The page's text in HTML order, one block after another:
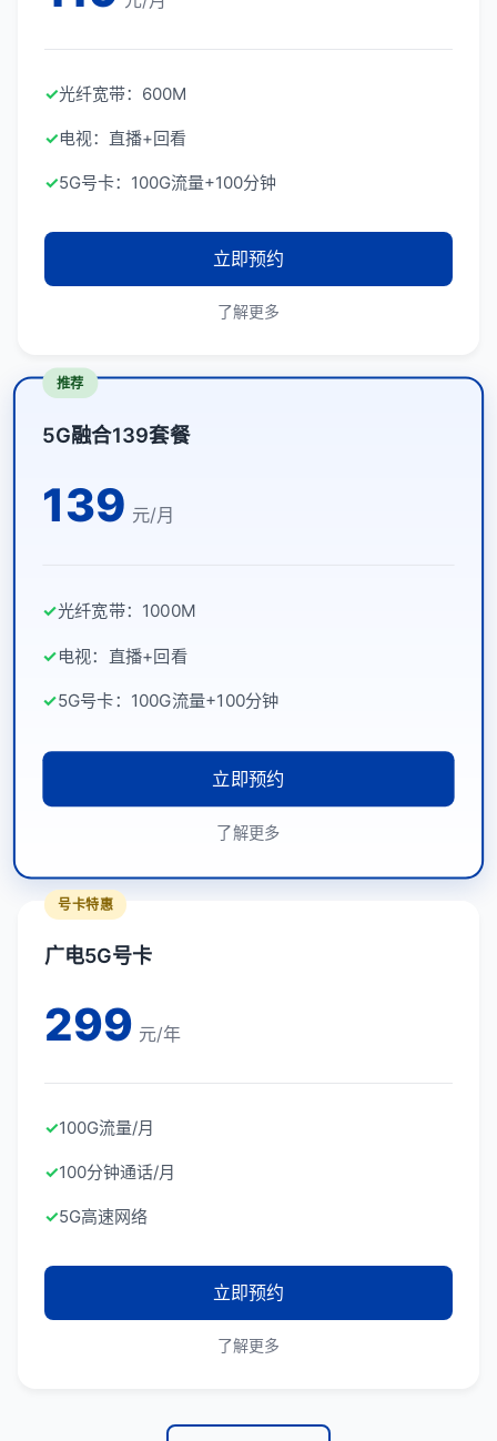
✓光纤宽带：600M
✓电视：直播+回看
✓5G号卡：100G流量+100分钟
立即预约
了解更多
推荐
5G融合139套餐
139 元/月
✓光纤宽带：1000M
✓电视：直播+回看
✓5G号卡：100G流量+100分钟
立即预约
了解更多
号卡特惠
广电5G号卡
299 元/年
✓100G流量/月
✓100分钟通话/月
✓5G高速网络
立即预约
了解更多